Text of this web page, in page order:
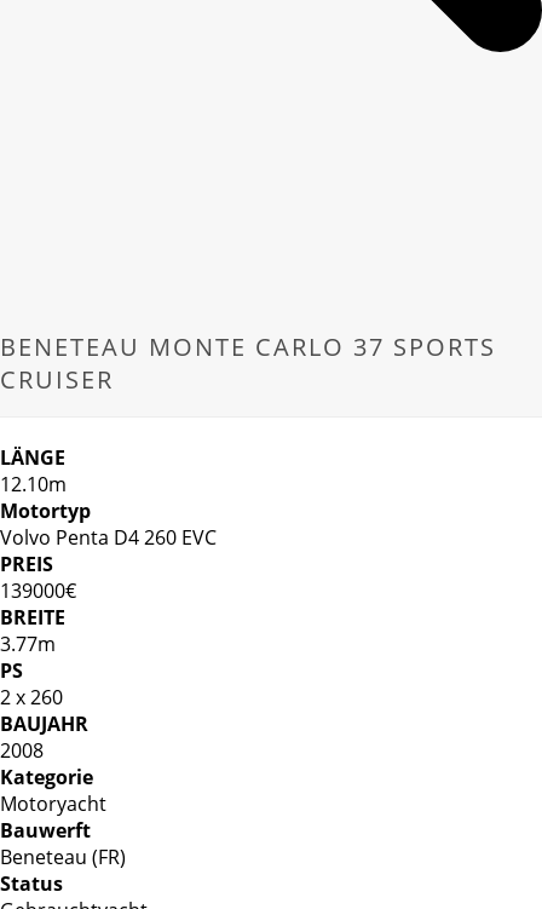
BENETEAU MONTE CARLO 37 SPORTS
CRUISER
LÄNGE
12.10m
Motortyp
Volvo Penta D4 260 EVC
PREIS
139000€
BREITE
3.77m
PS
2 x 260
BAUJAHR
2008
Kategorie
Motoryacht
Bauwerft
Beneteau (FR)
Status